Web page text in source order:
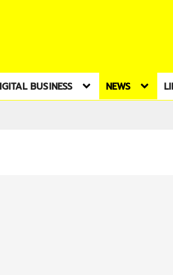
BUSINESS NEWS